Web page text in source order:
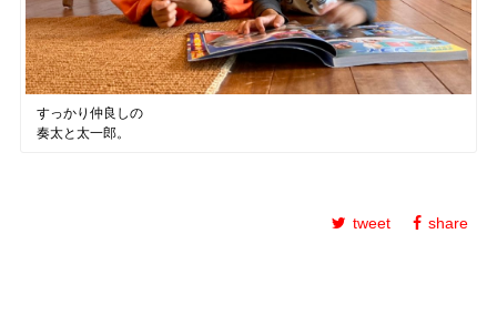
すっかり仲良しの
奏太と太一郎。
tweet share